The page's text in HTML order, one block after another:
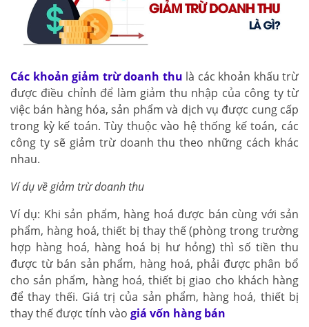
Các khoản giảm trừ doanh thu là các khoản khấu trừ
được điều chỉnh để làm giảm thu nhập của công ty từ
việc bán hàng hóa, sản phẩm và dịch vụ được cung cấp
trong kỳ kế toán. Tùy thuộc vào hệ thống kế toán, các
công ty sẽ giảm trừ doanh thu theo những cách khác
nhau.
Ví dụ về giảm trừ doanh thu
Ví dụ: Khi sản phẩm, hàng hoá được bán cùng với sản
phẩm, hàng hoá, thiết bị thay thế (phòng trong trường
hợp hàng hoá, hàng hoá bị hư hỏng) thì số tiền thu
được từ bán sản phẩm, hàng hoá, phải được phân bổ
cho sản phẩm, hàng hoá, thiết bị giao cho khách hàng
để thay thếi. Giá trị của sản phẩm, hàng hoá, thiết bị
thay thế được tính vào giá vốn hàng bán